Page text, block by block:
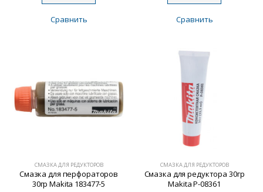
Сравнить Сравнить
СМАЗКА ДЛЯ РЕДУКТОРОВ
Смазка для перфораторов
30гр Makita 183477-5
СМАЗКА ДЛЯ РЕДУКТОРОВ
Смазка для редуктора 30гр
Makita P-08361